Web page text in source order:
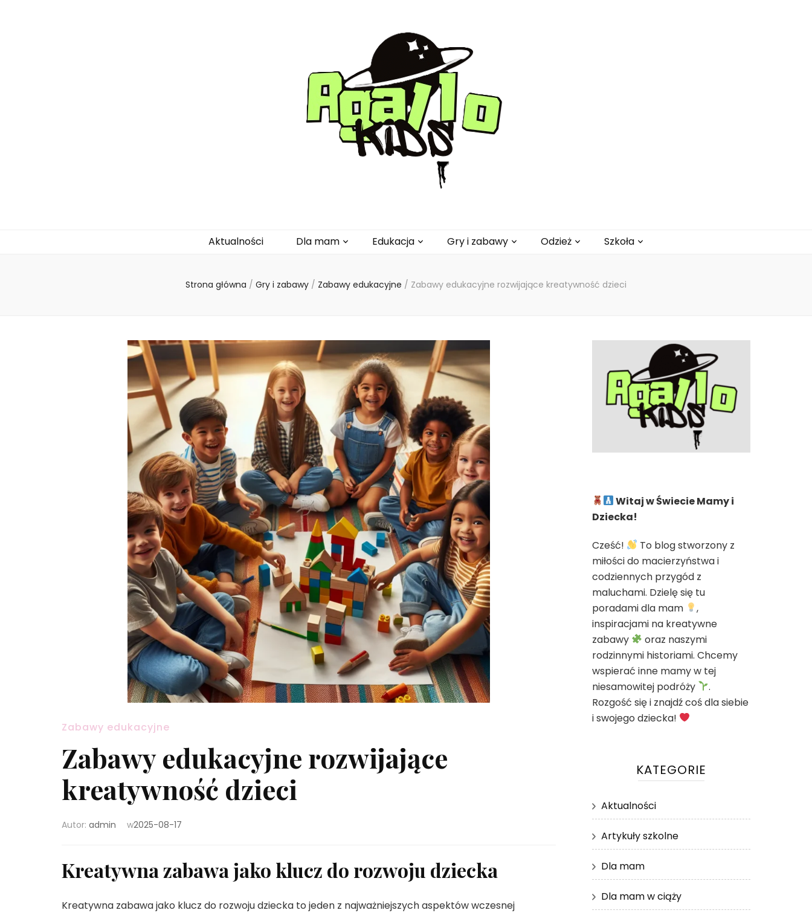
Aktualności Dla mam Edukacja Gry i zabawy Odzież Szkoła
Strona główna / Gry i zabawy / Zabawy edukacyjne / Zabawy edukacyjne rozwijające kreatywność dzieci
Zabawy edukacyjne
Zabawy edukacyjne rozwijające
kreatywność dzieci
Autor: admin w2025-08-17
Kreatywna zabawa jako klucz do rozwoju dziecka
Kreatywna zabawa jako klucz do rozwoju dziecka to jeden z najważniejszych aspektów wczesnej
Witaj w Świecie Mamy i
Dziecka!
Cześć!
To blog stworzony z
miłości do macierzyństwa i
codziennych przygód z
maluchami. Dzielę się tu
poradami dla mam
,
inspiracjami na kreatywne
zabawy
oraz naszymi
rodzinnymi historiami. Chcemy
wspierać inne mamy w tej
niesamowitej podróży
.
Rozgość się i znajdź coś dla siebie
i swojego dziecka!
KATEGORIE
Aktualności
Artykuły szkolne
Dla mam
Dla mam w ciąży